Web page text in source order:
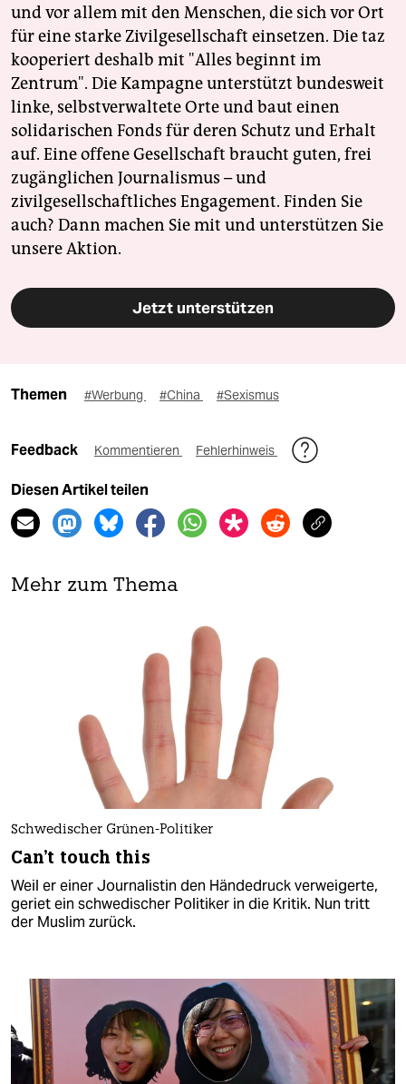
und vor allem mit den Menschen, die sich vor Ort
für eine starke Zivilgesellschaft einsetzen. Die taz
kooperiert deshalb mit "Alles beginnt im
Zentrum". Die Kampagne unterstützt bundesweit
linke, selbstverwaltete Orte und baut einen
solidarischen Fonds für deren Schutz und Erhalt
auf. Eine offene Gesellschaft braucht guten, frei
zugänglichen Journalismus – und
zivilgesellschaftliches Engagement. Finden Sie
auch? Dann machen Sie mit und unterstützen Sie
unsere Aktion.
Jetzt unterstützen
Themen #Werbung #China #Sexismus
Feedback Kommentieren Fehlerhinweis
Diesen Artikel teilen
Mehr zum Thema
Schwedischer Grünen-Politiker
Can't touch this
Weil er einer Journalistin den Händedruck verweigerte,
geriet ein schwedischer Politiker in die Kritik. Nun tritt
der Muslim zurück.